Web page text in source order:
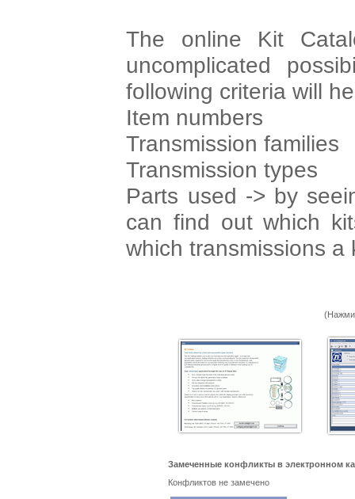
The online Kit
uncomplicated
following criteria will
Item numbers
Transmission families
Transmission types
Parts used -> by
can find out which
which transmissions a
Замеченные конфликты в электронном
Конфликтов не замечено